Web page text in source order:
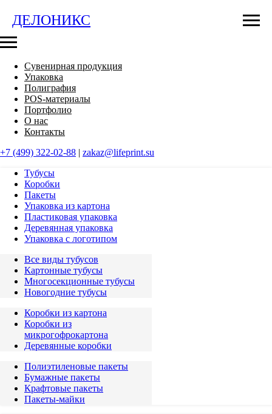
ДЕЛОНИКС
Сувенирная продукция
Упаковка
Полиграфия
POS-материалы
Портфолио
О нас
Контакты
+7 (499) 322-02-88 | zakaz@lifeprint.su
ДЕЛОНИКС
Тубусы
Коробки
Пакеты
Упаковка из картона
Пластиковая упаковка
Деревянная упаковка
Упаковка с логотипом
Все виды тубусов
Картонные тубусы
Многосекционные тубусы
Новогодние тубусы
Коробки из картона
Коробки из
микрогофрокартона
Деревянные коробки
Полиэтиленовые пакеты
Бумажные пакеты
Крафтовые пакеты
Пакеты-майки